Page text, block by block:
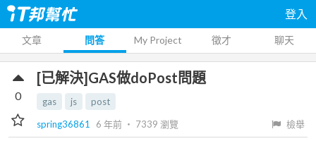
登入
文章 問答 My Project 徵才 聊天
[已解決]GAS做doPost問題
gas js
post
spring36861
6 年前 ‧ 7339 瀏覽 檢舉
0